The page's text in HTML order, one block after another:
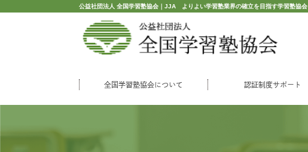
公益社団法人 全国学習塾協会｜JJA よりよい学習塾業界の確立を目指す学習塾協会
全国学習塾協会について 認証制度サポート